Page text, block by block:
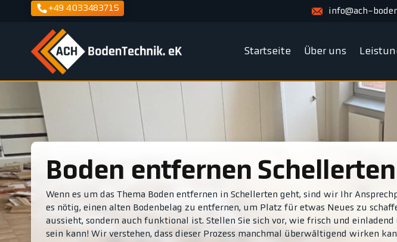
+49 4033483715 info@ach-
Startseite Über uns
Boden entfernen Schellerten
Wenn es um das Thema Boden entfernen in Schellerten geht, sind wir Ihr
es nötig, einen alten Bodenbelag zu entfernen, um Platz für etwas Neues zu
aussieht, sondern auch funktional ist. Stellen Sie sich vor, wie frisch und einladend
sein kann! Wir verstehen, dass dieser Prozess manchmal überwältigend wirken